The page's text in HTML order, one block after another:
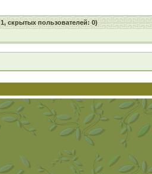
скрытых пользователей: 0)